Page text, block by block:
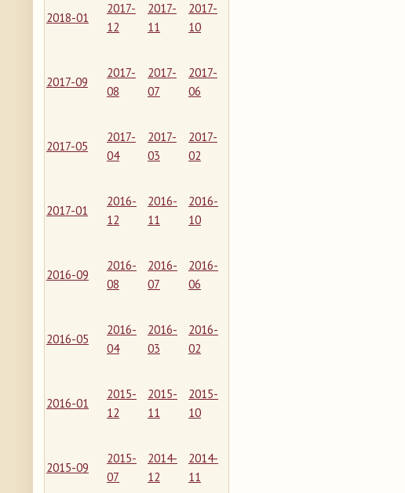
2018-01
2017-
12
2017-
11
2017-
10
2017-09
2017-
08
2017-
07
2017-
06
2017-05
2017-
04
2017-
03
2017-
02
2017-01
2016-
12
2016-
11
2016-
10
2016-09
2016-
08
2016-
07
2016-
06
2016-05
2016-
04
2016-
03
2016-
02
2016-01
2015-
12
2015-
11
2015-
10
2015-09
2015-
07
2014-
12
2014-
11